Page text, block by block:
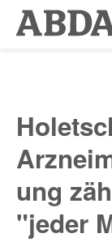
Springe
direkt
zur
Meta-
Navigation
zum
Inhalt
ung
"jeder